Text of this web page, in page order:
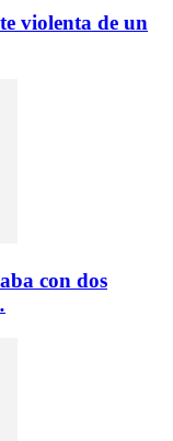
violenta de un
con dos